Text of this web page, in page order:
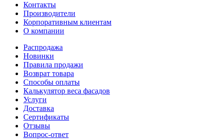
Контакты
Производители
Корпоративным клиентам
О компании
Распродажа
Новинки
Правила продажи
Возврат товара
Способы оплаты
Калькулятор веса фасадов
Услуги
Доставка
Сертификаты
Отзывы
Вопрос-ответ